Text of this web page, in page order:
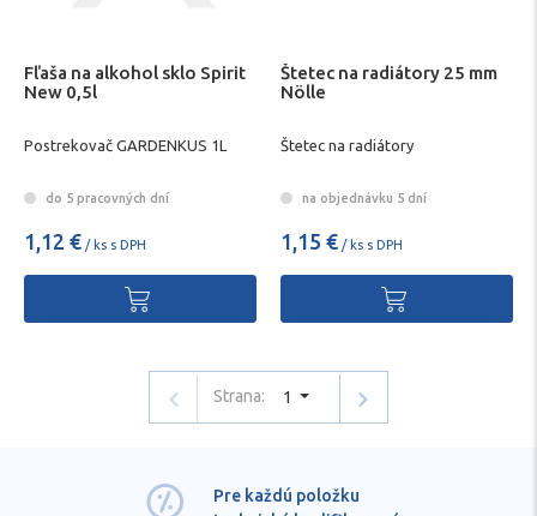
Fľaša na alkohol sklo Spirit
New 0,5l
Postrekovač GARDENKUS 1L
do 5 pracovných dní
1,12 € / ks s DPH
Štetec na radiátory 25 mm
Nölle
Štetec na radiátory
na objednávku 5 dní
1,15 € / ks s DPH
Strana: 1
Pre každú položku